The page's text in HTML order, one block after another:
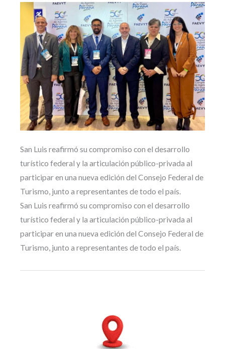
San Luis reafirmó su compromiso con el desarrollo
turístico federal y la articulación público-privada al
participar en una nueva edición del Consejo Federal de
Turismo, junto a representantes de todo el país.
San Luis reafirmó su compromiso con el desarrollo
turístico federal y la articulación público-privada al
participar en una nueva edición del Consejo Federal de
Turismo, junto a representantes de todo el país.